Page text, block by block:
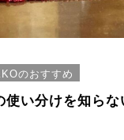
のおすすめ
使い分けを知ら